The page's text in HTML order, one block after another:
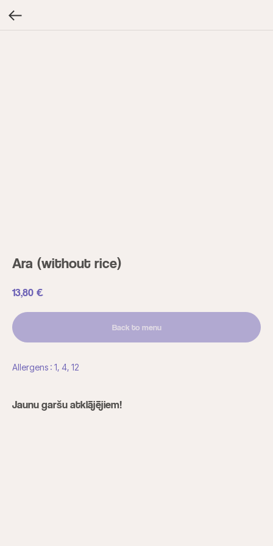
Ara (without rice)
13,80 €
Back to menu
Allergens : 1, 4, 12
Jaunu garšu atklājējiem!